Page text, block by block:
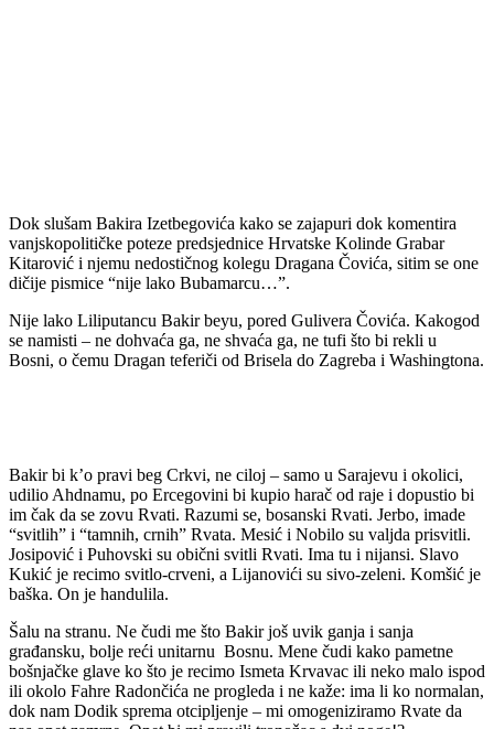
Dok slušam Bakira Izetbegovića kako se zajapuri dok komentira
vanjskopolitičke poteze predsjednice Hrvatske Kolinde Grabar
Kitarović i njemu nedostičnog kolegu Dragana Čovića, sitim se one
dičije pismice “nije lako Bubamarcu…”.
Nije lako Liliputancu Bakir beyu, pored Gulivera Čovića. Kakogod
se namisti – ne dohvaća ga, ne shvaća ga, ne tufi što bi rekli u
Bosni, o čemu Dragan teferiči od Brisela do Zagreba i Washingtona.
Bakir bi k’o pravi beg Crkvi, ne ciloj – samo u Sarajevu i okolici,
udilio Ahdnamu, po Ercegovini bi kupio harač od raje i dopustio bi
im čak da se zovu Rvati. Razumi se, bosanski Rvati. Jerbo, imade
“svitlih” i “tamnih, crnih” Rvata. Mesić i Nobilo su valjda prisvitli.
Josipović i Puhovski su obični svitli Rvati. Ima tu i nijansi. Slavo
Kukić je recimo svitlo-crveni, a Lijanovići su sivo-zeleni. Komšić je
baška. On je handulila.
Šalu na stranu. Ne čudi me što Bakir još uvik ganja i sanja
građansku, bolje reći unitarnu Bosnu. Mene čudi kako pametne
bošnjačke glave ko što je recimo Ismeta Krvavac ili neko malo ispod
ili okolo Fahre Radončića ne progleda i ne kaže: ima li ko normalan,
dok nam Dodik sprema otcipljenje – mi omogeniziramo Rvate da